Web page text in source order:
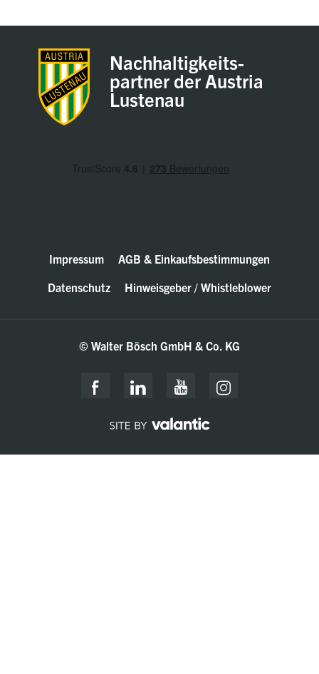
Nachhaltigkeits-
partner der Austria
Lustenau
Impressum
AGB & Einkaufsbestimmungen
Datenschutz
Hinweisgeber / Whistleblower
© Walter Bösch GmbH & Co. KG